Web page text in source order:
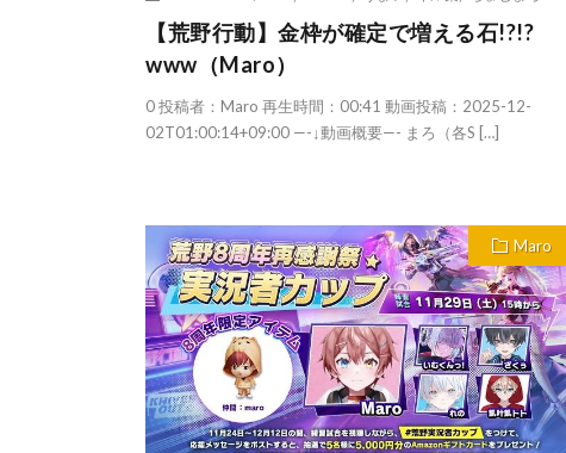
【荒野行動】金枠が確定で増える石!?!?
www（Maro）
0 投稿者：Maro 再生時間：00:41 動画投稿：2025-12-
02T01:00:14+09:00 —-↓動画概要—- まろ（各S […]
Maro